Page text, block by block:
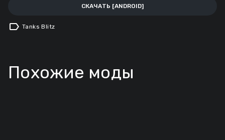
СКАЧАТЬ [ANDROID]
label Tanks Blitz
Похожие моды